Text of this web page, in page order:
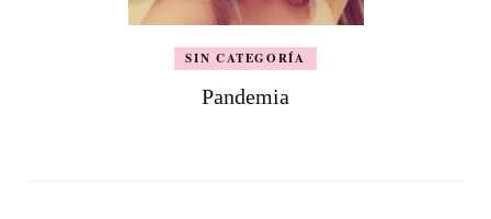
SIN CATEGORÍA
Pandemia